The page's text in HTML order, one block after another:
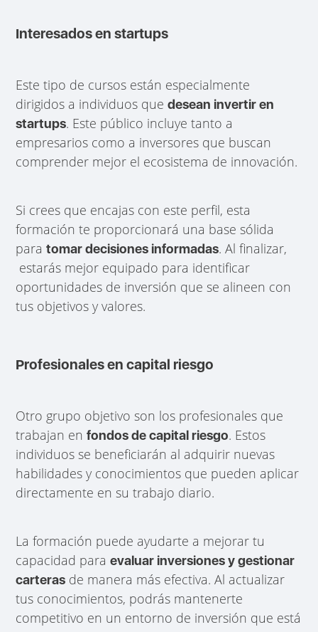
Interesados en startups
Este tipo de cursos están especialmente
dirigidos a individuos quedesean invertir en
startups. Este público incluye tanto a
empresarios como a inversores que buscan
comprender mejor el ecosistema de innovación.
Si crees que encajas con este perfil, esta
formación te proporcionará una base sólida
paratomar decisiones informadas. Al finalizar,
estarás mejor equipado para identificar
oportunidades de inversión que se alineen con
tus objetivos y valores.
Profesionales en capital riesgo
Otro grupo objetivo son los profesionales que
trabajan enfondos de capital riesgo. Estos
individuos se beneficiarán al adquirir nuevas
habilidades y conocimientos que pueden aplicar
directamente en su trabajo diario.
La formación puede ayudarte a mejorar tu
capacidad paraevaluar inversiones y gestionar
carteras de manera más efectiva. Al actualizar
tus conocimientos, podrás mantenerte
competitivo en un entorno de inversión que está